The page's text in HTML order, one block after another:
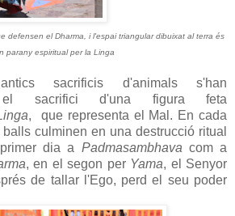
defensen el Dharma, i l'espai triangular dibuixat al terra és
parany espiritual per la Linga
sacrificis d'animals s'han
el sacrifici d'una figura feta
, que representa el Mal. En cada
culminen en una destrucció ritual
dia a Padmasambhava com a
, en el segon per Yama, el Senyor
de tallar l'Ego, perdel seu poder